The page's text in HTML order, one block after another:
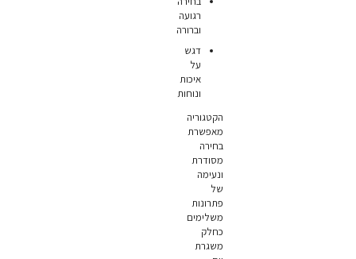
רגועה
וברורה
דגש
על
איכות
ונוחות
הקטגוריה
מאפשרת
בחירה
מסודרת
ונעימה
של
פתרונות
משלימים
כחלק
משגרת